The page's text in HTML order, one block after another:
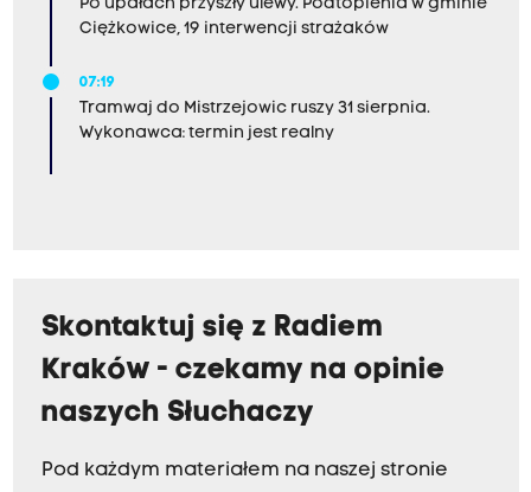
Po upałach przyszły ulewy. Podtopienia w gminie
Ciężkowice, 19 interwencji strażaków
07:19
Tramwaj do Mistrzejowic ruszy 31 sierpnia.
Wykonawca: termin jest realny
Skontaktuj się z Radiem
Kraków - czekamy na opinie
naszych Słuchaczy
Pod każdym materiałem na naszej stronie